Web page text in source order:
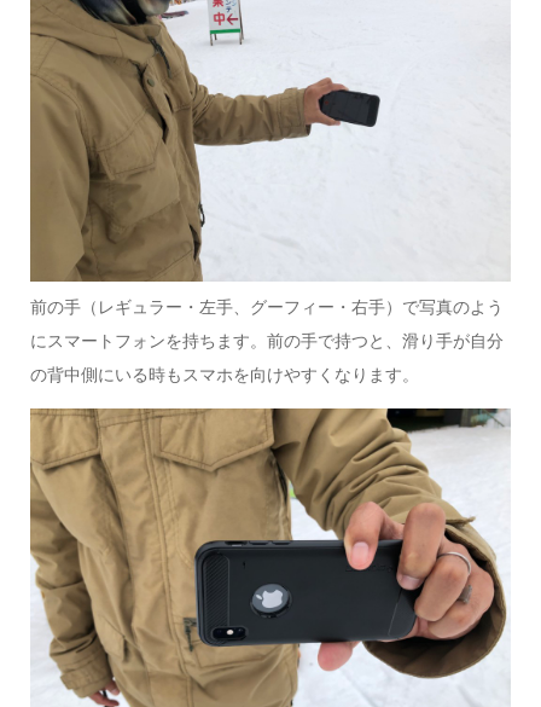
前の手（レギュラー・左手、グーフィー・右手）で写真のよう
にスマートフォンを持ちます。前の手で持つと、滑り手が自分
の背中側にいる時もスマホを向けやすくなります。